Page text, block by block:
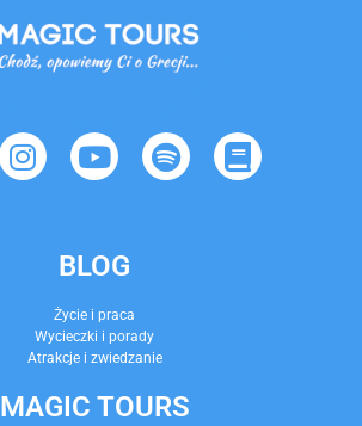
BLOG
Życie i praca
Wycieczki i porady
Atrakcje i zwiedzanie
MAGIC TOURS